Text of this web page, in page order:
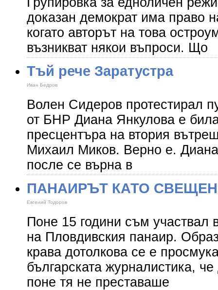
доказан демократ има право
когато авторът на това
възникват някои въпроси. Що
Тъй рече Заратустра
Иван Бедров
Волен Сидеров протестирал
от БНР Диана Янкулова е
пресцентъра на втория
Михаил Миков. Верно е.
после се върна в
ПАНАИРЪТ КАТО
Евгений Тодоров
Поне 15 години съм участвал
на Пловдивския панаир.
крава дотолкова се е
българската журналистика,
поне тя не преставаше